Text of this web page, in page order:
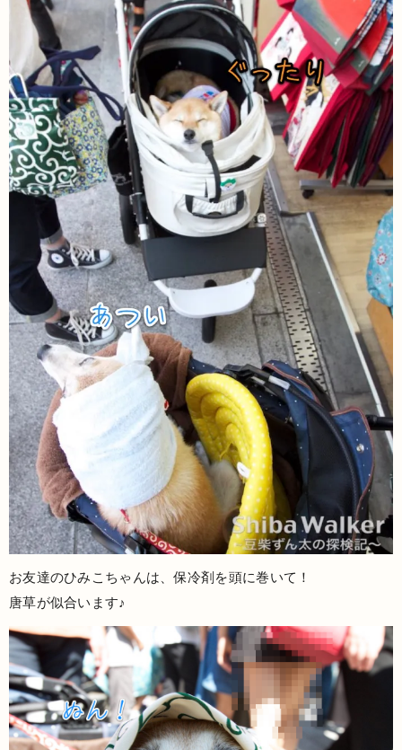
お友達のひみこちゃんは、保冷剤を頭に巻いて！
唐草が似合います♪